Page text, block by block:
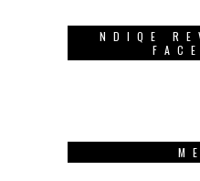
NDIQE